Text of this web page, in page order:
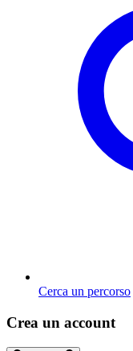
Cerca un percorso
Crea un account